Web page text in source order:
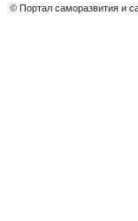
© Портал саморазвития и